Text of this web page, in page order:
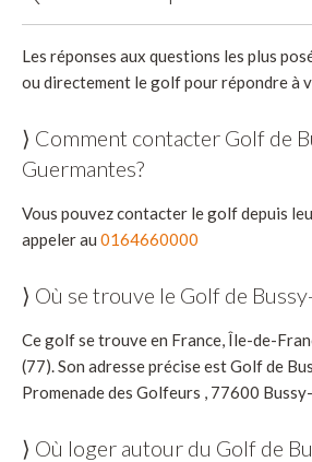
Les réponses aux questions les plus
ou directement le golf pour répondre à
⟩ Comment contacter Golf de
Guermantes?
Vous pouvez contacter le golf depuis
appeler au 0164660000
⟩ Où se trouve le Golf de
Ce golf se trouve en France, Île-de-
(77). Son adresse précise est Golf de
Promenade des Golfeurs , 77600
⟩ Où loger autour du Golf de